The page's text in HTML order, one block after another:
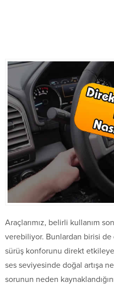
Araçlarımız, belirli kullanım
verebiliyor. Bunlardan birisi de
sürüş konforunu direkt
ses seviyesinde doğal artışa
sorunun neden